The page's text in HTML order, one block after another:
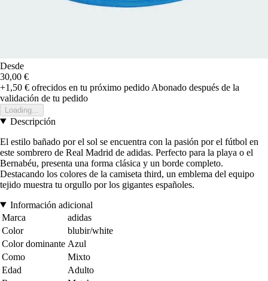
Desde
30,00 €
+1,50 € ofrecidos en tu próximo pedido Abonado después de la
validación de tu pedido
Loading...
Descripción
El estilo bañado por el sol se encuentra con la pasión por el fútbol en
este sombrero de Real Madrid de adidas. Perfecto para la playa o el
Bernabéu, presenta una forma clásica y un borde completo.
Destacando los colores de la camiseta third, un emblema del equipo
tejido muestra tu orgullo por los gigantes españoles.
Información adicional
Marca
adidas
Color
blubir/white
Color dominante Azul
Como
Mixto
Edad
Adulto